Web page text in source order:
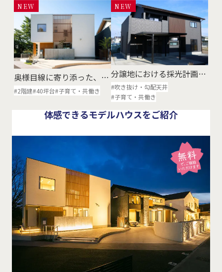
NEW
奥様目線に寄り添った、子
育て応援住宅
#2階建#40坪台#子育て・共働き
NEW
分譲地における採光計画と
は
#吹き抜け・勾配天井
#子育て・共働き
体感できるモデルハウスをご紹介